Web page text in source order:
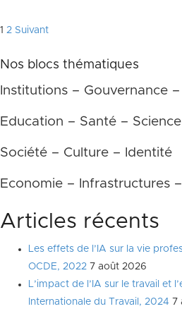
Pagination
des
publications
1 2 Suivant
Nos blocs thématiques
Institutions – Gouvernance
Education – Santé – Science
Société – Culture – Identité
Economie – Infrastructures
Articles récents
Les effets de l’IA sur la vie
OCDE, 2022 7 août 2026
L’impact de l’IA sur le travail et
Internationale du Travail, 2024 7